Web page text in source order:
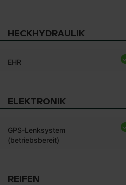
HECKHYDRAULIK
EHR
ELEKTRONIK
GPS-Lenksystem
(betriebsbereit)
REIFEN